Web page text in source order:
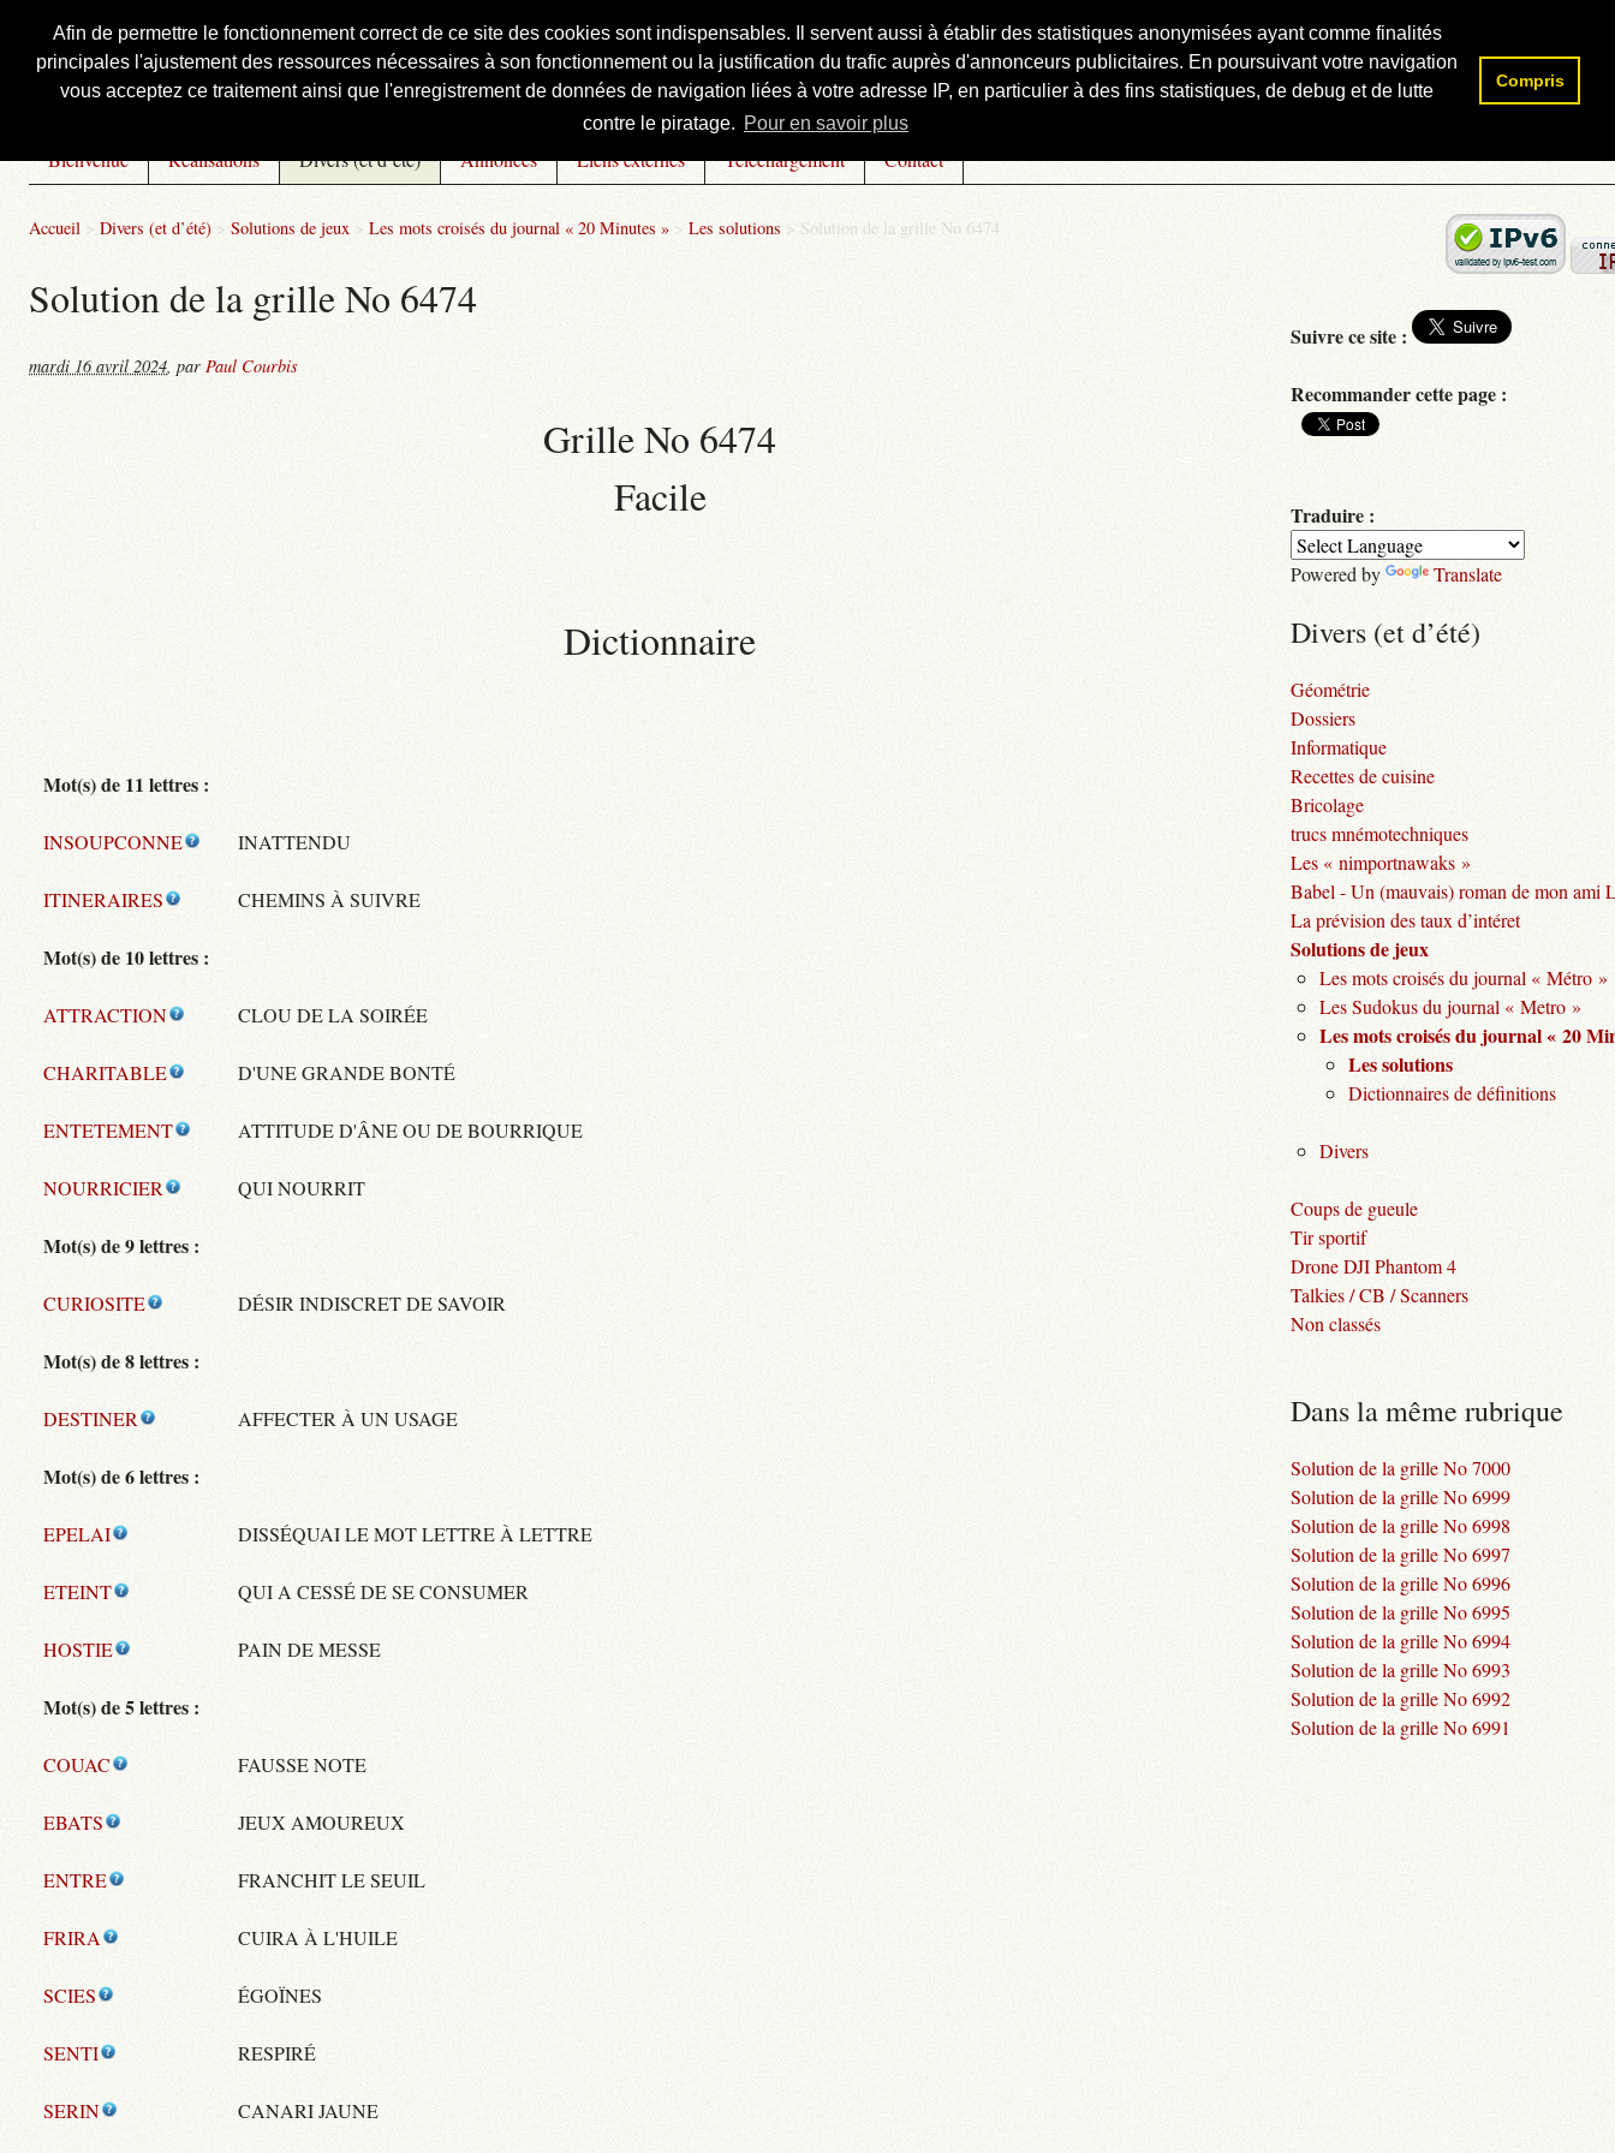
Afin de permettre le fonctionnement correct de ce site des cookies sont indispensables. Il servent aussi à établir des statistiques anonymisées ayant comme finalités
principales l'ajustement des ressources nécessaires à son fonctionnement ou la justification du trafic auprès d'annonceurs publicitaires. En poursuivant votre navigation
vous acceptez ce traitement ainsi que l'enregistrement de données de navigation liées à votre adresse IP, en particulier à des fins statistiques, de debug et de lutte
contre le piratage. Pour en savoir plus
Compris
Courbis, « LE » Blog Officiel
Bienvenue Réalisations Divers (et d’été) Annonces Liens externes Téléchargement Contact
Accueil > Divers (et d’été) > Solutions de jeux > Les mots croisés du journal « 20 Minutes » > Les solutions > Solution de la grille No 6474
Solution de la grille No 6474
mardi 16 avril 2024, par Paul Courbis
Grille No 6474
Facile
Dictionnaire
Mot(s) de 11 lettres :
INSOUPCONNE INATTENDU
ITINERAIRES CHEMINS À SUIVRE
Mot(s) de 10 lettres :
ATTRACTION CLOU DE LA SOIRÉE
CHARITABLE D'UNE GRANDE BONTÉ
ENTETEMENT ATTITUDE D'ÂNE OU DE BOURRIQUE
NOURRICIER QUI NOURRIT
Mot(s) de 9 lettres :
CURIOSITE DÉSIR INDISCRET DE SAVOIR
Mot(s) de 8 lettres :
DESTINER AFFECTER À UN USAGE
Mot(s) de 6 lettres :
EPELAI DISSÉQUAI LE MOT LETTRE À LETTRE
ETEINT QUI A CESSÉ DE SE CONSUMER
HOSTIE PAIN DE MESSE
Mot(s) de 5 lettres :
COUAC FAUSSE NOTE
EBATS JEUX AMOUREUX
ENTRE FRANCHIT LE SEUIL
FRIRA CUIRA À L'HUILE
SCIES ÉGOÏNES
SENTI RESPIRÉ
SERIN CANARI JAUNE
Rechercher :
Suivre ce site :
Recommander cette page :
Traduire :
Powered by Translate
Divers (et d’été)
Géométrie
Dossiers
Informatique
Recettes de cuisine
Bricolage
trucs mnémotechniques
Les « nimportnawaks »
Babel - Un (mauvais) roman de mon ami
La prévision des taux d’intéret
Solutions de jeux
Les mots croisés du journal « Métro »
Les Sudokus du journal « Metro »
Les mots croisés du journal « 20
Les solutions
Dictionnaires de définitions
Divers
Coups de gueule
Tir sportif
Drone DJI Phantom 4
Talkies / CB / Scanners
Non classés
Dans la même rubrique
Solution de la grille No 7000
Solution de la grille No 6999
Solution de la grille No 6998
Solution de la grille No 6997
Solution de la grille No 6996
Solution de la grille No 6995
Solution de la grille No 6994
Solution de la grille No 6993
Solution de la grille No 6992
Solution de la grille No 6991